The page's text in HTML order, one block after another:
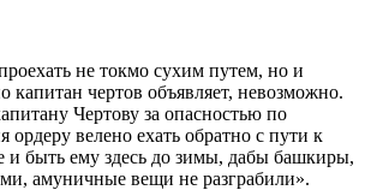
не токмо сухим путем, но и
капитан чертов объявляет, невозможно.
Чертову за опасностью по
ордеру велено ехать обратно с пути к
и быть ему здесь до зимы, дабы башкиры,
амуничные вещи не разграбили».